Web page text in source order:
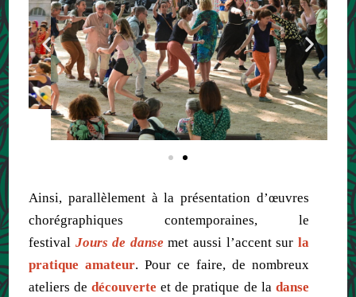
Ainsi, parallèlement à la présentation d’œuvres
chorégraphiques contemporaines, le
festival Jours de danse met aussi l’accent sur la
pratique amateur. Pour ce faire, de nombreux
ateliers dedécouverte et de pratique de la danse